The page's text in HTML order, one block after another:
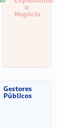
o
Negócio
Gestores
Públicos